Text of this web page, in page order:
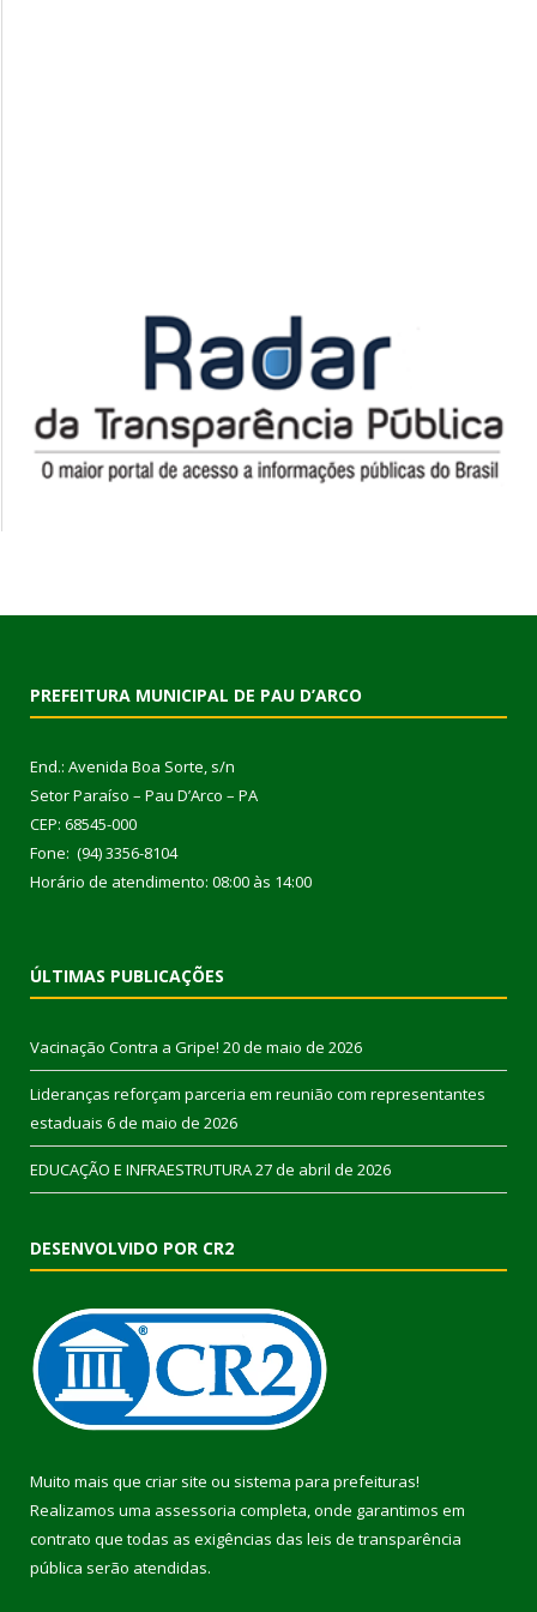
PREFEITURA MUNICIPAL DE PAU D’ARCO
End.: Avenida Boa Sorte, s/n
Setor Paraíso – Pau D’Arco – PA
CEP: 68545-000
Fone: (94) 3356-8104
Horário de atendimento: 08:00 às 14:00
ÚLTIMAS PUBLICAÇÕES
Vacinação Contra a Gripe! 20 de maio de 2026
Lideranças reforçam parceria em reunião com representantes
estaduais 6 de maio de 2026
EDUCAÇÃO E INFRAESTRUTURA27 de abril de 2026
DESENVOLVIDO POR CR2
Muito mais que criar site ou sistema para prefeituras!
Realizamos uma assessoria completa, onde garantimos em
contrato que todas as exigências das leis de transparência
pública serão atendidas.